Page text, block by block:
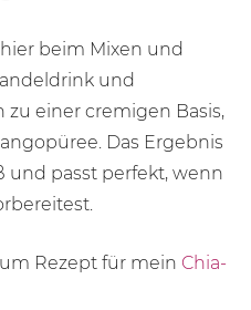
beim Mixen und
und
zu einer cremigen Basis,
Das Ergebnis
und passt perfekt, wenn
Rezept für mein Chia-